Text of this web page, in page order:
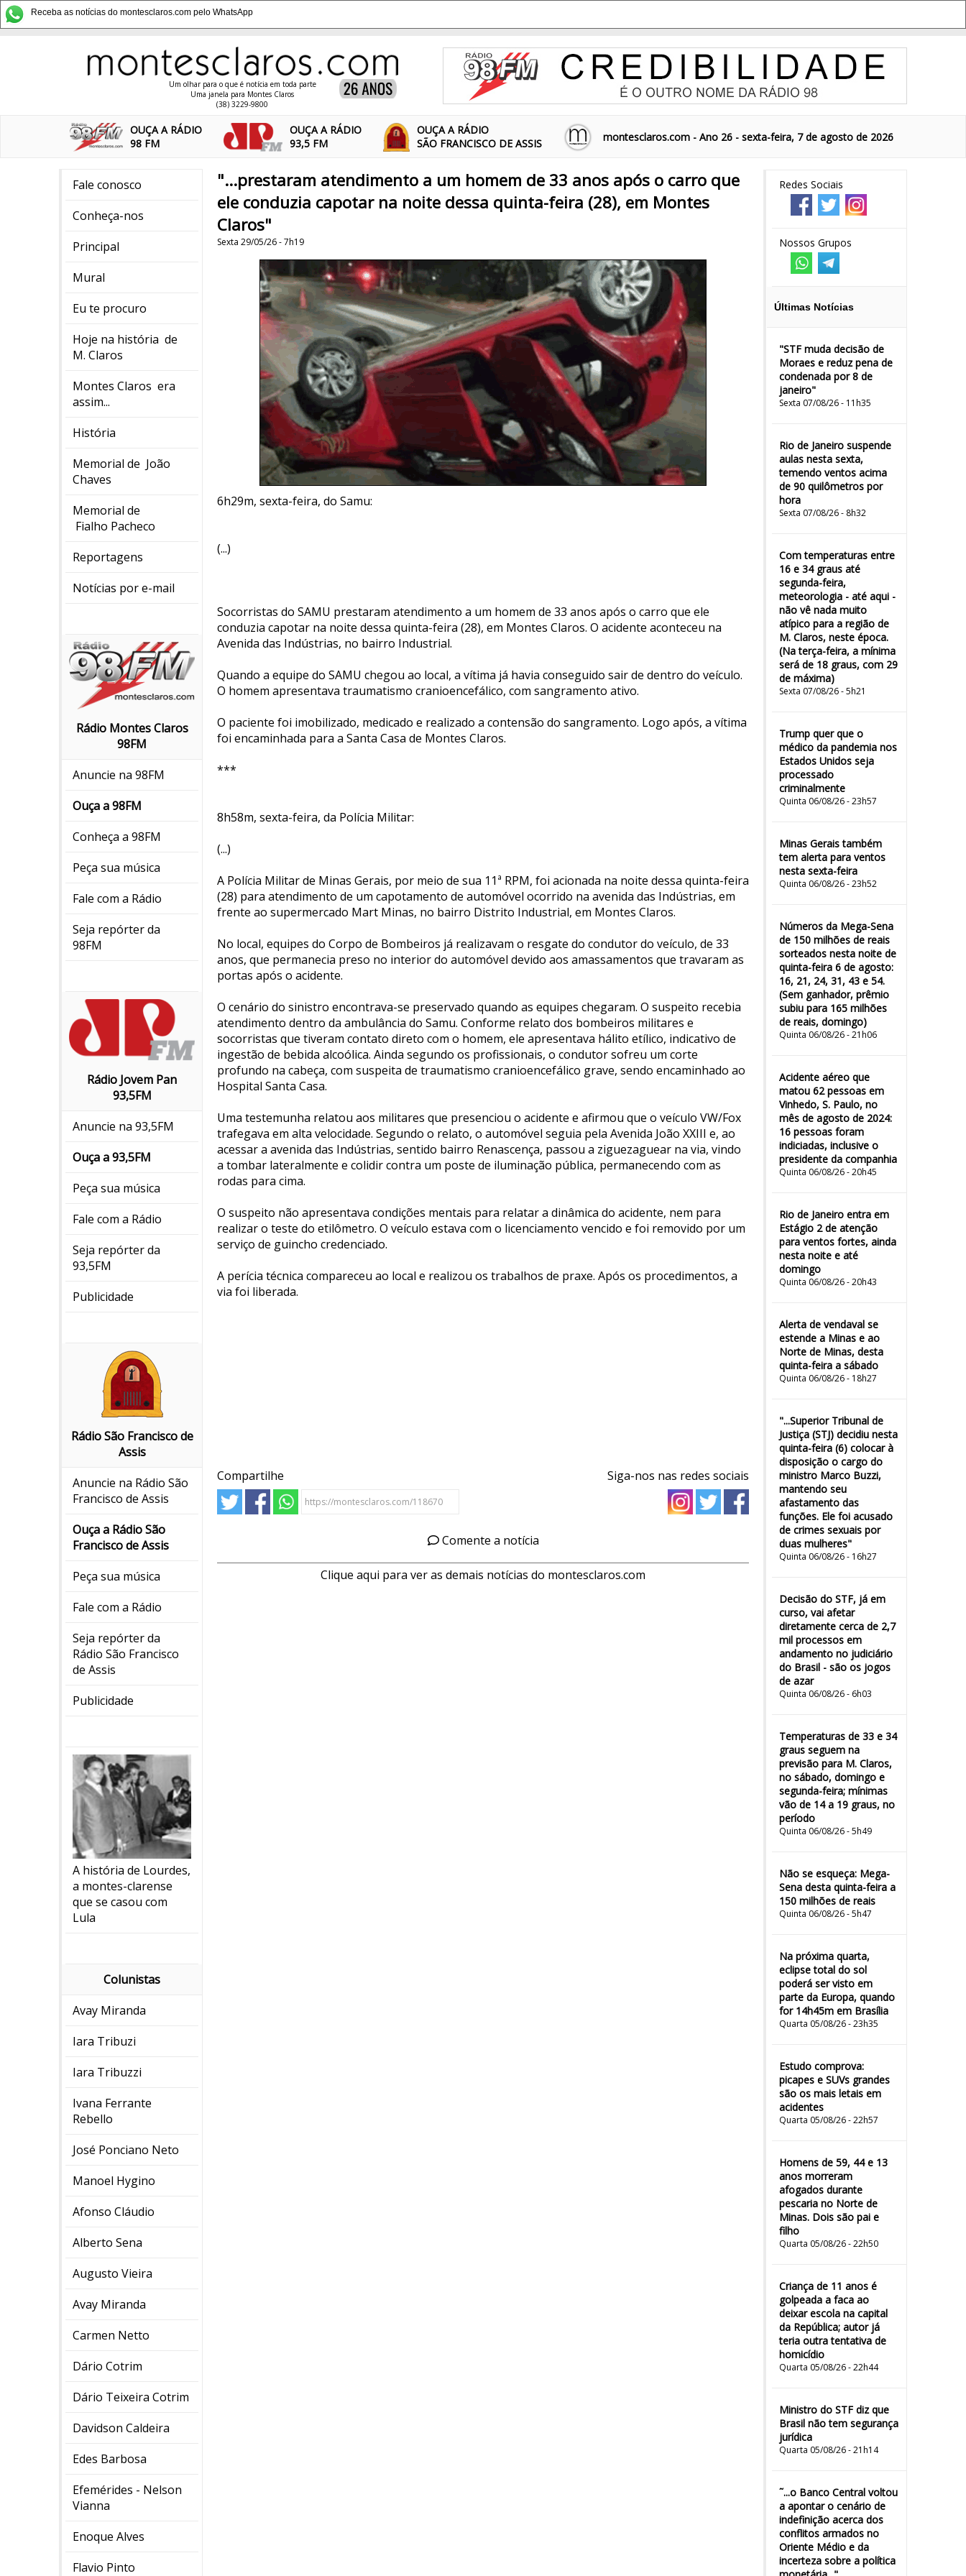
Receba as notícias do montesclaros.com pelo WhatsApp
Um olhar para o que é notícia em toda parte
Uma janela para Montes Claros
(38) 3229-9800
OUÇA A RÁDIO
98 FM
OUÇA A RÁDIO
93,5 FM
OUÇA A RÁDIO
SÃO FRANCISCO DE ASSIS
montesclaros.com - Ano 26 - sexta-feira, 7 de agosto de 2026
Fale conosco
Conheça-nos
Principal
Mural
Eu te procuro
Hoje na história de
M. Claros
Montes Claros era
assim...
História
Memorial de João
Chaves
Memorial de
Fialho Pacheco
Reportagens
Notícias por e-mail
Rádio Montes Claros
98FM
Anuncie na 98FM
Ouça a 98FM
Conheça a 98FM
Peça sua música
Fale com a Rádio
Seja repórter da
98FM
Rádio Jovem Pan
93,5FM
Anuncie na 93,5FM
Ouça a 93,5FM
Peça sua música
Fale com a Rádio
Seja repórter da
93,5FM
Publicidade
Rádio São Francisco de
Assis
Anuncie na Rádio São
Francisco de Assis
Ouça a Rádio São
Francisco de Assis
Peça sua música
Fale com a Rádio
Seja repórter da
Rádio São Francisco
de Assis
Publicidade
A história de Lourdes,
a montes-clarense
que se casou com
Lula
Colunistas
Avay Miranda
Iara Tribuzi
Iara Tribuzzi
Ivana Ferrante
Rebello
José Ponciano Neto
Manoel Hygino
Afonso Cláudio
Alberto Sena
Augusto Vieira
Avay Miranda
Carmen Netto
Dário Cotrim
Dário Teixeira Cotrim
Davidson Caldeira
Edes Barbosa
Efemérides - Nelson
Vianna
Enoque Alves
Flavio Pinto
Redes Sociais
Nossos Grupos
Últimas Notícias
"STF muda decisão de
Moraes e reduz pena de
condenada por 8 de
janeiro"
Sexta 07/08/26 - 11h35
Rio de Janeiro suspende
aulas nesta sexta,
temendo ventos acima
de 90 quilômetros por
hora
Sexta 07/08/26 - 8h32
Com temperaturas entre
16 e 34 graus até
segunda-feira,
meteorologia - até aqui -
não vê nada muito
atípico para a região de
M. Claros, neste época.
(Na terça-feira, a mínima
será de 18 graus, com 29
de máxima)
Sexta 07/08/26 - 5h21
Trump quer que o
médico da pandemia nos
Estados Unidos seja
processado
criminalmente
Quinta 06/08/26 - 23h57
Minas Gerais também
tem alerta para ventos
nesta sexta-feira
Quinta 06/08/26 - 23h52
Números da Mega-Sena
de 150 milhões de reais
sorteados nesta noite de
quinta-feira 6 de agosto:
16, 21, 24, 31, 43 e 54.
(Sem ganhador, prêmio
subiu para 165 milhões
de reais, domingo)
Quinta 06/08/26 - 21h06
Acidente aéreo que
matou 62 pessoas em
Vinhedo, S. Paulo, no
mês de agosto de 2024:
16 pessoas foram
indiciadas, inclusive o
presidente da companhia
Quinta 06/08/26 - 20h45
Rio de Janeiro entra em
Estágio 2 de atenção
para ventos fortes, ainda
nesta noite e até
domingo
Quinta 06/08/26 - 20h43
Alerta de vendaval se
estende a Minas e ao
Norte de Minas, desta
quinta-feira a sábado
Quinta 06/08/26 - 18h27
"...Superior Tribunal de
Justiça (STJ) decidiu nesta
quinta-feira (6) colocar à
disposição o cargo do
ministro Marco Buzzi,
mantendo seu
afastamento das
funções. Ele foi acusado
de crimes sexuais por
duas mulheres"
Quinta 06/08/26 - 16h27
Decisão do STF, já em
curso, vai afetar
diretamente cerca de 2,7
mil processos em
andamento no judiciário
do Brasil - são os jogos
de azar
Quinta 06/08/26 - 6h03
Temperaturas de 33 e 34
graus seguem na
previsão para M. Claros,
no sábado, domingo e
segunda-feira; mínimas
vão de 14 a 19 graus, no
período
Quinta 06/08/26 - 5h49
Não se esqueça: Mega-
Sena desta quinta-feira a
150 milhões de reais
Quinta 06/08/26 - 5h47
Na próxima quarta,
eclipse total do sol
poderá ser visto em
parte da Europa, quando
for 14h45m em Brasília
Quarta 05/08/26 - 23h35
Estudo comprova:
picapes e SUVs grandes
são os mais letais em
acidentes
Quarta 05/08/26 - 22h57
Homens de 59, 44 e 13
anos morreram
afogados durante
pescaria no Norte de
Minas. Dois são pai e
filho
Quarta 05/08/26 - 22h50
Criança de 11 anos é
golpeada a faca ao
deixar escola na capital
da República; autor já
teria outra tentativa de
homicídio
Quarta 05/08/26 - 22h44
Ministro do STF diz que
Brasil não tem segurança
jurídica
Quarta 05/08/26 - 21h14
˜...o Banco Central voltou
a apontar o cenário de
indefinição acerca dos
conflitos armados no
Oriente Médio e da
incerteza sobre a política
"...prestaram atendimento a um homem de 33 anos após o carro que
ele conduzia capotar na noite dessa quinta-feira (28), em Montes
Claros"
Sexta 29/05/26 - 7h19
6h29m, sexta-feira, do Samu:
(...)
Socorristas do SAMU prestaram atendimento a um homem de 33 anos após o carro que ele
conduzia capotar na noite dessa quinta-feira (28), em Montes Claros. O acidente aconteceu na
Avenida das Indústrias, no bairro Industrial.
Quando a equipe do SAMU chegou ao local, a vítima já havia conseguido sair de dentro do veículo.
O homem apresentava traumatismo cranioencefálico, com sangramento ativo.
O paciente foi imobilizado, medicado e realizado a contensão do sangramento. Logo após, a vítima
foi encaminhada para a Santa Casa de Montes Claros.
***
8h58m, sexta-feira, da Polícia Militar:
(...)
A Polícia Militar de Minas Gerais, por meio de sua 11ª RPM, foi acionada na noite dessa quinta-feira
(28) para atendimento de um capotamento de automóvel ocorrido na avenida das Indústrias, em
frente ao supermercado Mart Minas, no bairro Distrito Industrial, em Montes Claros.
No local, equipes do Corpo de Bombeiros já realizavam o resgate do condutor do veículo, de 33
anos, que permanecia preso no interior do automóvel devido aos amassamentos que travaram as
portas após o acidente.
O cenário do sinistro encontrava-se preservado quando as equipes chegaram. O suspeito recebia
atendimento dentro da ambulância do Samu. Conforme relato dos bombeiros militares e
socorristas que tiveram contato direto com o homem, ele apresentava hálito etílico, indicativo de
ingestão de bebida alcoólica. Ainda segundo os profissionais, o condutor sofreu um corte
profundo na cabeça, com suspeita de traumatismo cranioencefálico grave, sendo encaminhado ao
Hospital Santa Casa.
Uma testemunha relatou aos militares que presenciou o acidente e afirmou que o veículo VW/Fox
trafegava em alta velocidade. Segundo o relato, o automóvel seguia pela Avenida João XXIII e, ao
acessar a avenida das Indústrias, sentido bairro Renascença, passou a ziguezaguear na via, vindo
a tombar lateralmente e colidir contra um poste de iluminação pública, permanecendo com as
rodas para cima.
O suspeito não apresentava condições mentais para relatar a dinâmica do acidente, nem para
realizar o teste do etilômetro. O veículo estava com o licenciamento vencido e foi removido por um
serviço de guincho credenciado.
A perícia técnica compareceu ao local e realizou os trabalhos de praxe. Após os procedimentos, a
via foi liberada.
Compartilhe Siga-nos nas redes sociais
Comente a notícia
Clique aqui para ver as demais notícias do montesclaros.com